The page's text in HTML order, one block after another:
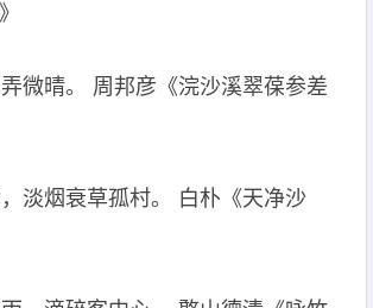
微晴。 周邦彦《浣沙溪翠葆参差
淡烟衰草孤村。 白朴《天净沙